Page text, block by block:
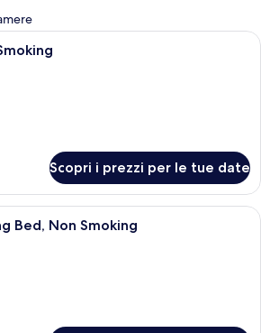
Una camera d'albergo con un letto,
Scopri i prezzi per le tue date
Camera d'albergo con un letto, una
Bed, Non Smoking